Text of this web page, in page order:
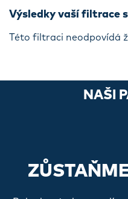
Výsledky vaší filtrace
Této filtraci neodpovídá
NAŠI